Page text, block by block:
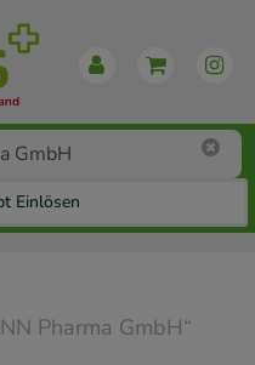
Einlösen
Pharma GmbH“